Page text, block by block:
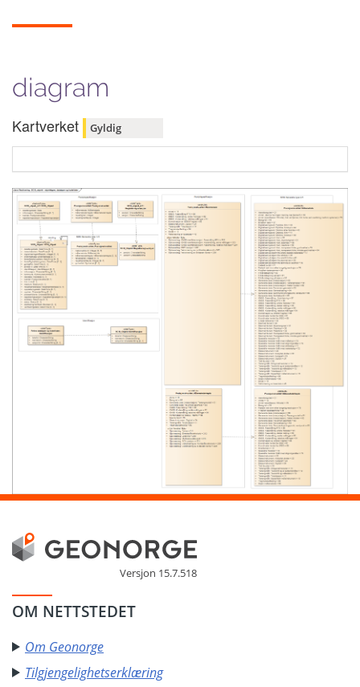
diagram
Kartverket Gyldig